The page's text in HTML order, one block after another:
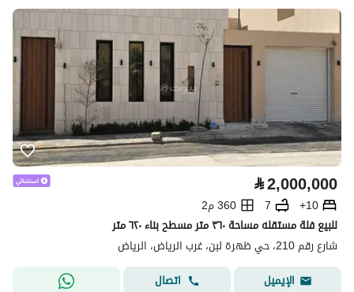
⃁2,000,000
10+
7
360 م2
للبيع فلة مستقله مساحة ٣٦٠ متر مسطح بناء ٦٢٠ متر
شارع رقم 210، حي ظهرة لبن، غرب الرياض، الرياض
الإيميل
اتصال